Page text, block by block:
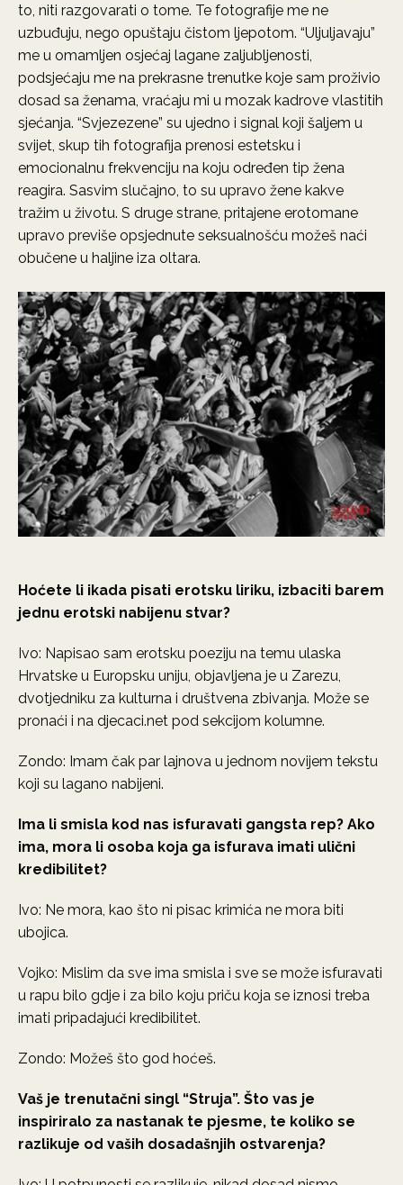
to, niti razgovarati o tome. Te fotografije me ne
uzbuđuju, nego opuštaju čistom ljepotom. “Uljuljavaju”
me u omamljen osjećaj lagane zaljubljenosti,
podsjećaju me na prekrasne trenutke koje sam proživio
dosad sa ženama, vraćaju mi u mozak kadrove vlastitih
sjećanja. “Svjezezene” su ujedno i signal koji šaljem u
svijet, skup tih fotografija prenosi estetsku i
emocionalnu frekvenciju na koju određen tip žena
reagira. Sasvim slučajno, to su upravo žene kakve
tražim u životu. S druge strane, pritajene erotomane
upravo previše opsjednute seksualnošću možeš naći
obučene u haljine iza oltara.
Hoćete li ikada pisati erotsku liriku, izbaciti barem
jednu erotski nabijenu stvar?
Ivo: Napisao sam erotsku poeziju na temu ulaska
Hrvatske u Europsku uniju, objavljena je u Zarezu,
dvotjedniku za kulturna i društvena zbivanja. Može se
pronaći i na djecaci.net pod sekcijom kolumne.
Zondo: Imam čak par lajnova u jednom novijem tekstu
koji su lagano nabijeni.
Ima li smisla kod nas isfuravati gangsta rep? Ako
ima, mora li osoba koja ga isfurava imati ulični
kredibilitet?
Ivo: Ne mora, kao što ni pisac krimića ne mora biti
ubojica.
Vojko: Mislim da sve ima smisla i sve se može isfuravati
u rapu bilo gdje i za bilo koju priču koja se iznosi treba
imati pripadajući kredibilitet.
Zondo: Možeš što god hoćeš.
Vaš je trenutačni singl “Struja”. Što vas je
inspiriralo za nastanak te pjesme, te koliko se
razlikuje od vaših dosadašnjih ostvarenja?